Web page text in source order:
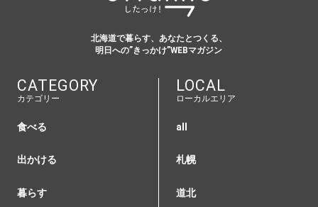
北海道で暮らす、あなたとつくる、
明日への”きっかけ”WEBマガジン
CATEGORY
カテゴリー
食べる
出かける
暮らす
LOCAL
ローカルエリア
all
札幌
道北